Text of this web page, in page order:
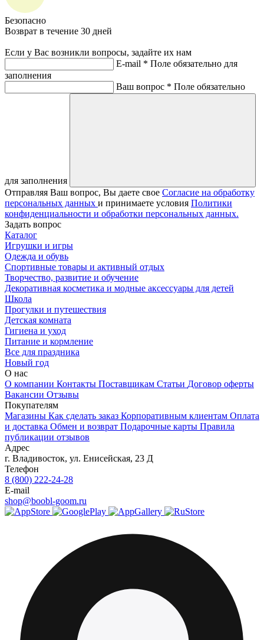
Безопасно
Возврат в течение 30 дней
Если у Вас возникли вопросы, задайте их нам
E-mail * Поле обязательно для
заполнения
Ваш вопрос * Поле обязательно
для заполнения
Отправляя Ваш вопрос, Вы даете свое Согласие на обработку
персональных данных и принимаете условия Политики
конфиденциальности и обработки персональных данных.
Задать вопрос
Каталог
Игрушки и игры
Одежда и обувь
Спортивные товары и активный отдых
Творчество, развитие и обучение
Декоративная косметика и модные аксессуары для детей
Школа
Прогулки и путешествия
Детская комната
Гигиена и уход
Питание и кормление
Все для праздника
Новый год
О нас
О компании Контакты Поставщикам Статьи Договор оферты
Вакансии Отзывы
Покупателям
Магазины Как сделать заказ Корпоративным клиентам Оплата
и доставка Обмен и возврат Подарочные карты Правила
публикации отзывов
Адрес
г. Владивосток, ул. Енисейская, 23 Д
Телефон
8 (800) 222-24-28
E-mail
shop@boobl-goom.ru